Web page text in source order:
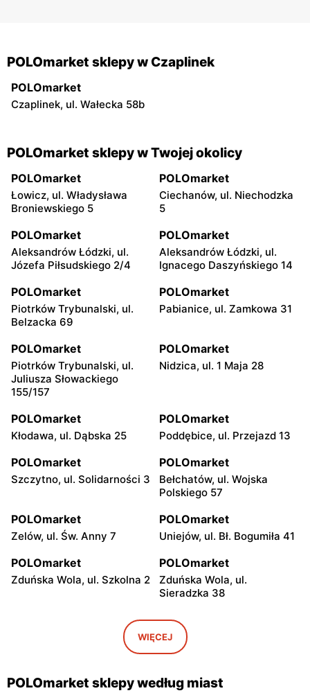
POLOmarket sklepy w Czaplinek
POLOmarket
Czaplinek, ul. Wałecka 58b
POLOmarket sklepy w Twojej okolicy
POLOmarket
Łowicz, ul. Władysława
Broniewskiego 5
POLOmarket
Ciechanów, ul. Niechodzka
5
POLOmarket
Aleksandrów Łódzki, ul.
Józefa Piłsudskiego 2/4
POLOmarket
Aleksandrów Łódzki, ul.
Ignacego Daszyńskiego 14
POLOmarket
Piotrków Trybunalski, ul.
Belzacka 69
POLOmarket
Pabianice, ul. Zamkowa 31
POLOmarket
Piotrków Trybunalski, ul.
Juliusza Słowackiego
155/157
POLOmarket
Nidzica, ul. 1 Maja 28
POLOmarket
Kłodawa, ul. Dąbska 25
POLOmarket
Poddębice, ul. Przejazd 13
POLOmarket
Szczytno, ul. Solidarności 3
POLOmarket
Bełchatów, ul. Wojska
Polskiego 57
POLOmarket
Zelów, ul. Św. Anny 7
POLOmarket
Uniejów, ul. Bł. Bogumiła 41
POLOmarket
Zduńska Wola, ul. Szkolna 2
POLOmarket
Zduńska Wola, ul.
Sieradzka 38
POLOmarket
Czernikowo, ul. Mikołaja
Reja 22
POLOmarket POLOmarket
WIĘCEJ
POLOmarket sklepy według miast